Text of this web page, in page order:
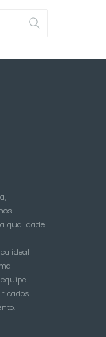
qualidade.
ideal